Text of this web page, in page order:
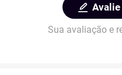
Sua avaliação e